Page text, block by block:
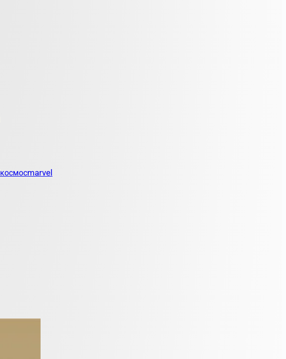
космосmarvel